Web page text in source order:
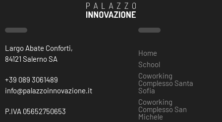
Largo Abate Conforti,
84121 Salerno SA
+39 089 3061489
info@palazzoinnovazione.it
P.IVA 05652750653
Home
School
Coworking
Complesso Santa
Sofia
Coworking
Complesso San
Michele